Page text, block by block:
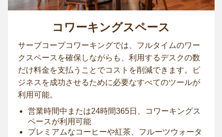
コワーキングスペース
サーブコープコワーキングでは、フルタイムのワー
クスペースを確保しながらも、利用するデスクの数
だけ料金を支払うことでコストを削減できます。ビ
ジネスを成功させるために必要なすべてのツールが
利用可能。
営業時間中または24時間365日、コワーキングス
ペースが利用可能
プレミアムなコーヒーや紅茶、フルーツウォータ